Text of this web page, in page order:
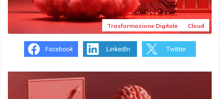
Trasformazione Digitale Cloud